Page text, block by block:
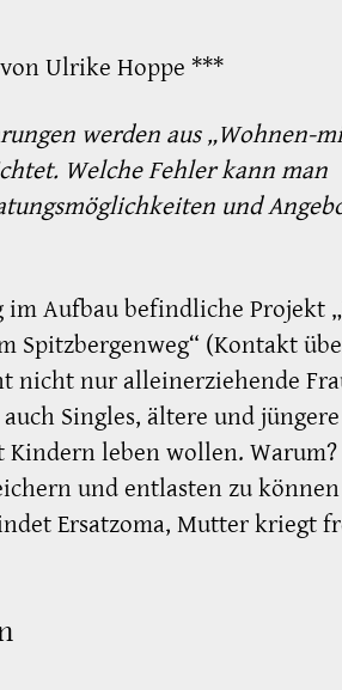
Ulrike Hoppe ***
werden aus „Wohnen-
Welche Fehler kann man
und
im Aufbau befindliche Projekt
Spitzbergenweg“ (Kontakt
nicht nur alleinerziehende
Singles, ältere und jüngere
Kindern leben wollen.
und entlasten zu
Ersatzoma, Mutter kriegt